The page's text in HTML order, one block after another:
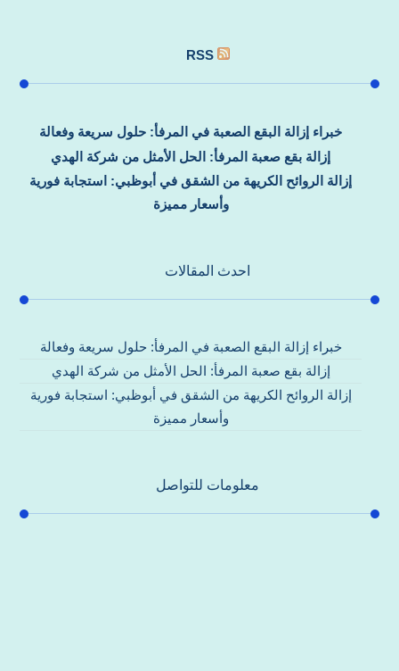
RSS
خبراء إزالة البقع الصعبة في المرفأ: حلول سريعة وفعالة
إزالة بقع صعبة المرفأ: الحل الأمثل من شركة الهدي
إزالة الروائح الكريهة من الشقق في أبوظبي: استجابة فورية
وأسعار مميزة
احدث المقالات
خبراء إزالة البقع الصعبة في المرفأ: حلول سريعة وفعالة
إزالة بقع صعبة المرفأ: الحل الأمثل من شركة الهدي
إزالة الروائح الكريهة من الشقق في أبوظبي: استجابة فورية
وأسعار مميزة
معلومات للتواصل